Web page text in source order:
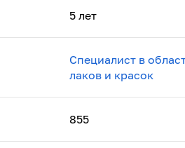
5 лет
Специалист в
лаков и красок
855